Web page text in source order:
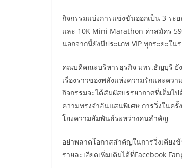
กิจกรรมแบ่งการแข่งขันออกเป็น 3 ระ
และ 10K Mini Marathon ค่าสมัคร
นอกจากนี้ยังมีประเภท VIP ทุกระยะใ
คณบดีคณะบริหารธุรกิจ มทร.ธัญบุรี ยัง
เรื่องราวของพลังแห่งความรักและคว
กิจกรรมจะได้สัมผัสบรรยากาศที่เต็มไ
ความทรงจำอันแสนพิเศษ การวิ่งในค
โยงความสัมพันธ์ระหว่างคนสำคัญ
อย่าพลาดโอกาสสำคัญในการวิ่งเคีย
รายละเอียดเพิ่มเติมได้ที่Facebook